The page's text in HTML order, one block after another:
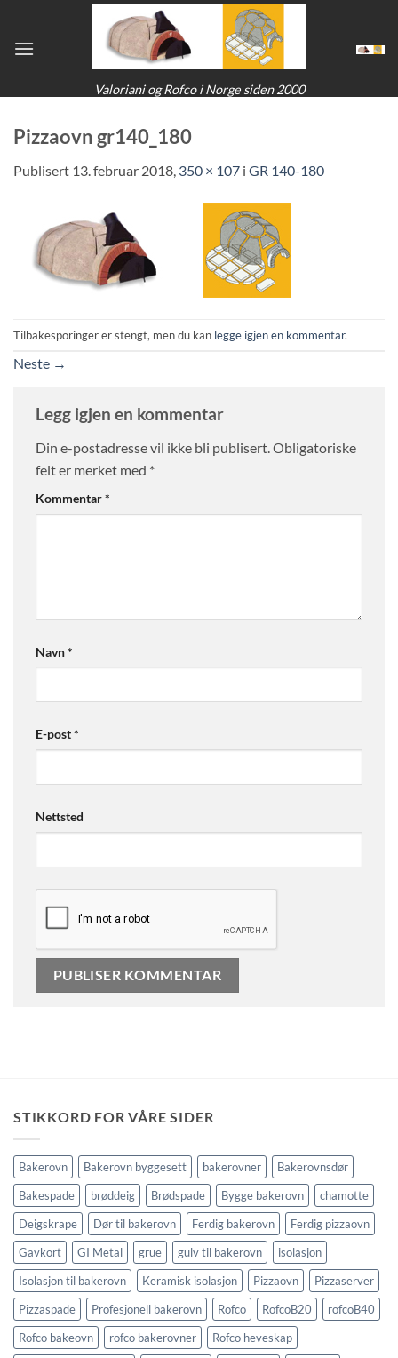
content
Valoriani og Rofco i Norge siden 2000
Pizzaovn gr140_180
Publisert 13. februar 2018, 350 × 107 i GR 140-180
Tilbakesporinger er stengt, men du kan legge igjen en kommentar.
Neste →
Legg igjen en kommentar
Din e-postadresse vil ikke bli publisert.Obligatoriske
felt er merket med *
Kommentar*
Navn*
E-post*
Nettsted
STIKKORD FOR VÅRE SIDER
Bakerovn Bakerovn byggesett bakerovner
Bakerovnsdør
Bakespade
brøddeig Brødspade Bygge bakerovn
chamotte
Deigskrape
Dør til bakerovn Ferdig bakerovn
Ferdig pizzaovn
Gavkort
GI Metal grue gulv til bakerovn
isolasjon
Isolasjon til bakerovn
Keramisk isolasjon Pizzaovn
Pizzaserver
Pizzaspade
Profesjonell bakerovn Rofco RofcoB20
rofcoB40
Rofco bakeovn
rofco bakerovner
Rofco heveskap